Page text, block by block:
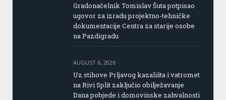
Gradonačelnik Tomislav Šuta potpisao
ugovor za izradu projektno-tehničke
dokumentacije Centra za starije osobe
na Pazdigradu
AUGUST 6, 2026
Uz stihove Prljavog kazališta i vatromet
na Rivi Split zaključio obilježavanje
Dana pobjede i domovinske zahvalnosti